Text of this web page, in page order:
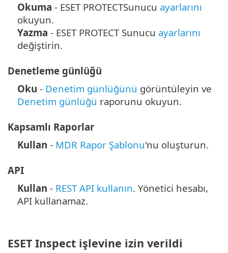
Okuma - ESET PROTECTSunucu ayarlarını
okuyun.
Yazma - ESET PROTECT Sunucu ayarlarını
değiştirin.
Denetleme günlüğü
Oku - Denetim günlüğünü görüntüleyin ve
Denetim günlüğü raporunu okuyun.
Kapsamlı Raporlar
Kullan - MDR Rapor Şablonu'nu oluşturun.
API
Kullan - REST API kullanın. Yönetici hesabı,
API kullanamaz.
ESET Inspect işlevine izin verildi